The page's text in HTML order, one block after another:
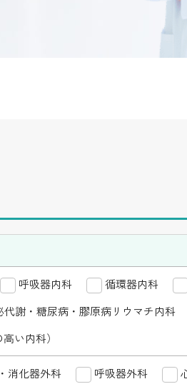
呼吸器内科 循環器内科
代謝・糖尿病・膠原病リウマチ内科
い内科）
消化器外科 呼吸器外科
内科系
一般内科・
人工透析
脳神経外科